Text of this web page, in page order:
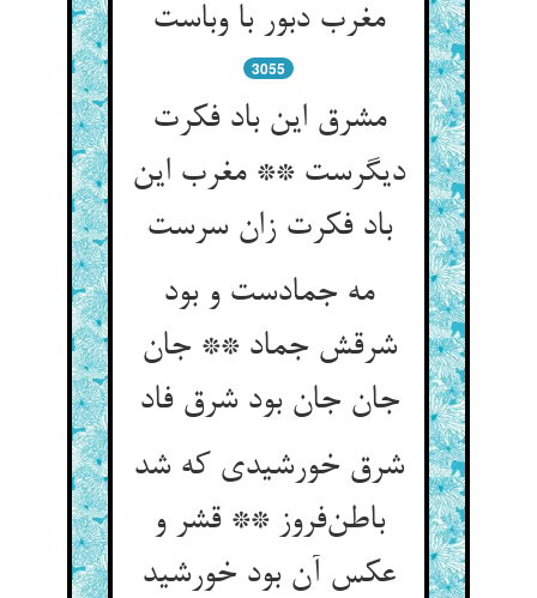
مغرب دبور با وباست
3055
مشرق این باد فکرت
دیگرست ** مغرب این
باد فکرت زان سرست
مه جمادست و بود
شرقش جماد ** جان
جان جان بود شرق فاد
شرق خورشیدی که شد
باطن‌فروز ** قشر و
عکس آن بود خورشید